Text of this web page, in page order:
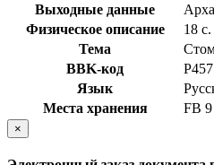
Выходные данные
Физическое описание
18 с.
Тема
BBK-код
Язык
Места хранения
FB 9
×